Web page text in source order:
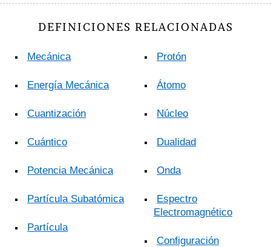
DEFINICIONES RELACIONADAS
Mecánica
Energía Mecánica
Cuantización
Cuántico
Potencia Mecánica
Partícula Subatómica
Partícula
Protón
Átomo
Núcleo
Dualidad
Onda
Espectro
Electromagnético
Configuración